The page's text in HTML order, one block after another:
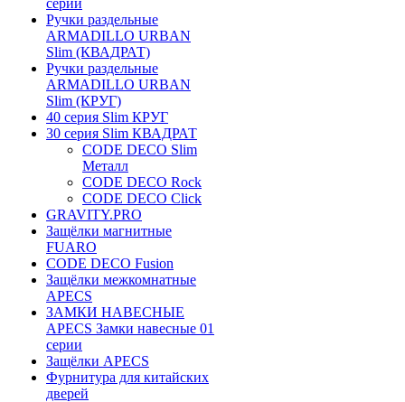
серии
Ручки раздельные
ARMADILLO URBAN
Slim (КВАДРАТ)
Ручки раздельные
ARMADILLO URBAN
Slim (КРУГ)
40 серия Slim КРУГ
30 серия Slim КВАДРАТ
CODE DECO Slim
Металл
CODE DECO Rock
CODE DECO Click
GRAVITY.PRO
Защёлки магнитные
FUARO
CODE DECO Fusion
Защёлки межкомнатные
APECS
ЗАМКИ НАВЕСНЫЕ
APECS Замки навесные 01
серии
Защёлки APECS
Фурнитура для китайских
дверей